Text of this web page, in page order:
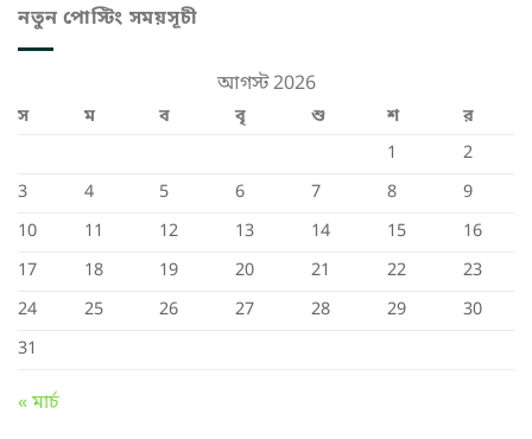
নতুন পোস্টিং সময়সূচী
আগস্ট 2026
স ম ব বৃ শু শ
র
1
2
3
4 5 6 7 8
9
10
11 12 13 14 15
16
17
18 19 20 21 22
23
24
25 26 27 28 29
30
31
« মার্চ